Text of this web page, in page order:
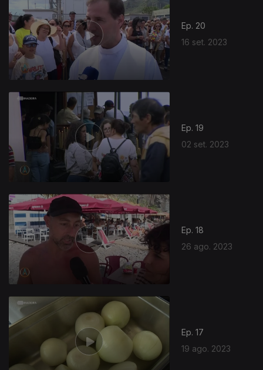
Ep. 20
16 set. 2023
Ep. 19
02 set. 2023
Ep. 18
26 ago. 2023
Ep. 17
19 ago. 2023
711199